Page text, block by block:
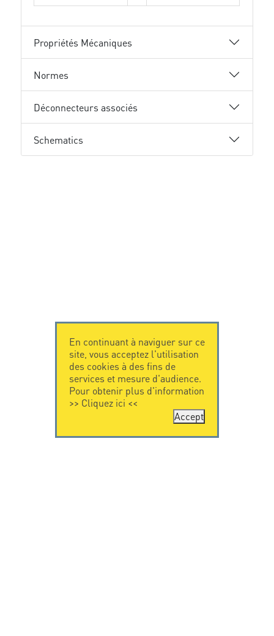
Propriétés Mécaniques
Normes
Déconnecteurs associés
Schematics
En continuant à naviguer sur ce
site, vous acceptez l'utilisation
des cookies à des fins de
services et mesure d'audience.
Pour obtenir plus d'information
>> Cliquez ici <<
Accept